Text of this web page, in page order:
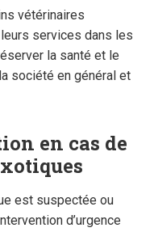
vétérinaires
services dans les
la santé et le
société en général et
en cas de
est suspectée ou
d’urgence